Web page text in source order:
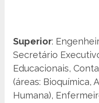
Superior:
Secretário
Educacionais,
(áreas: Bioquímica,
Humana),